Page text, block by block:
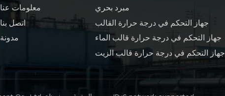
معلومات عنا
اتصل بنا
مدونة
مبرد بحري
جهاز التحكم في درجة حرارة القالب
جهاز التحكم في درجة حرارة قالب الماء
جهاز التحكم في درجة حرارة قالب الزيت